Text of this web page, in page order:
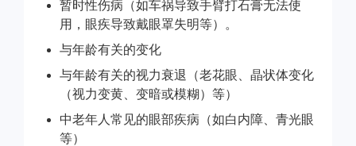
暂时性伤病（如车祸导致手臂打石膏无法使
用，眼疾导致戴眼罩失明等）。
与年龄有关的变化
与年龄有关的视力衰退（老花眼、晶状体变化
（视力变黄、变暗或模糊）等）
中老年人常见的眼部疾病（如白内障、青光眼
等）